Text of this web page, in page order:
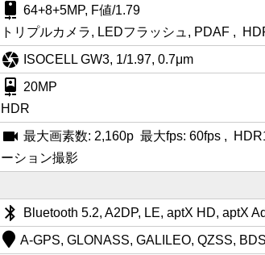
camera_rear 64+8+5MP, F値/1.79
トリプルカメラ, LEDフラッシュ, PDAF ,
camera ISOCELL GW3, 1/1.97, 0.7μm
camera_front 20MP
HDR
videocam 最大画素数: 2,160p 最大fps: 60fps ,
ーション撮影
bluetooth
Bluetooth 5.2, A2DP, LE, aptX HD, aptX
A-GPS, GLONASS, GALILEO, QZSS, BDS